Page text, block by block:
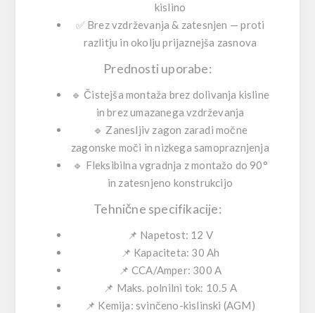
kislino
✅ Brez vzdrževanja & zatesnjen — proti
razlitju in okolju prijaznejša zasnova
Prednosti uporabe:
🔹Čistejša montaža brez dolivanja kisline
in brez umazanega vzdrževanja
🔹 Zanesljiv zagon zaradi močne
zagonske moči in nizkega samopraznjenja
🔹 Fleksibilna vgradnja z montažo do 90°
in zatesnjeno konstrukcijo
Tehnične specifikacije:
📌 Napetost: 12 V
📌 Kapaciteta: 30 Ah
📌 CCA/Amper: 300 A
📌 Maks. polnilni tok: 10.5 A
📌 Kemija:svinčeno-kislinski (AGM)